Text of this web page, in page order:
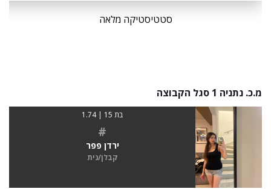
סטטיסטיקה מלאה
מ.כ. נתניה 1 סגל הקבוצה
בת 15 | 1.74
#
ירדן פפר
קבלן/נית